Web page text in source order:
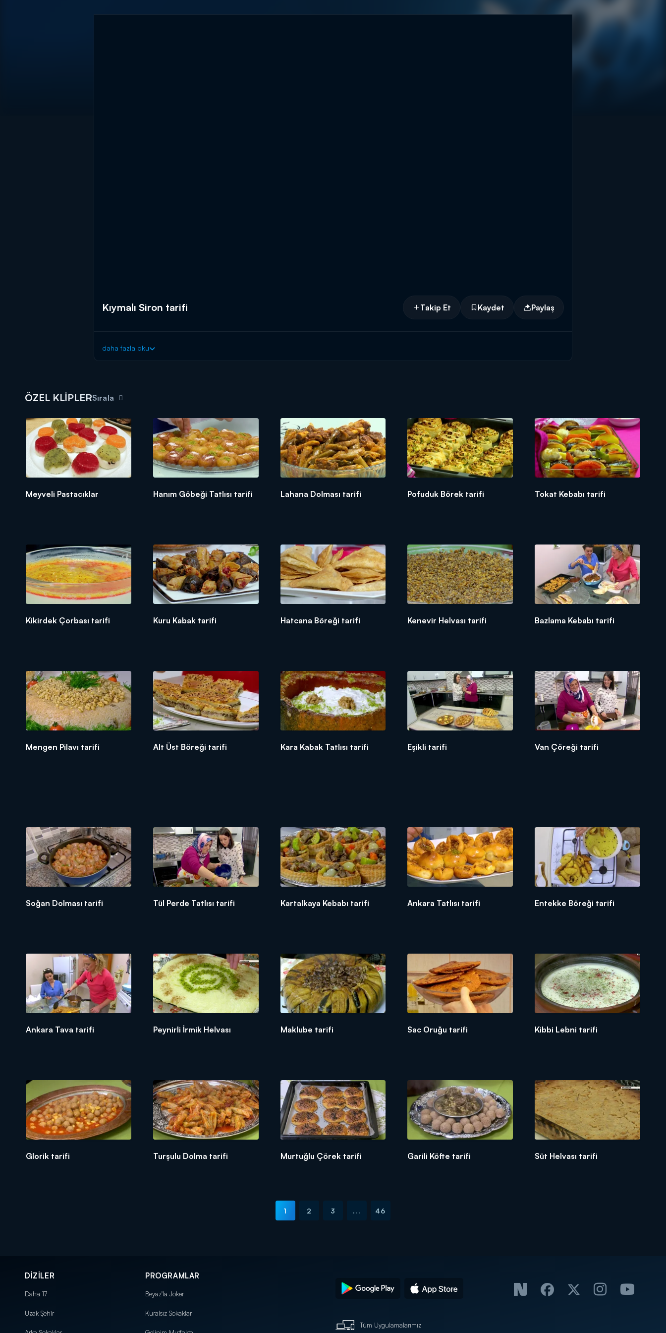
Kıymalı Siron tarifi Takip Et Kaydet Paylaş
daha fazla oku
ÖZEL KLİPLERSırala
Meyveli Pastacıklar Hanım Göbeği Tatlısı tarifi Lahana Dolması tarifi Pofuduk Börek tarifi Tokat Kebabı tarifi
Kikirdek Çorbası tarifi Kuru Kabak tarifi Hatcana Böreği tarifi Kenevir Helvası tarifi Bazlama Kebabı tarifi
Mengen Pilavı tarifi Alt Üst Böreği tarifi Kara Kabak Tatlısı tarifi Eşikli tarifi Van Çöreği tarifi
Soğan Dolması tarifi Tül Perde Tatlısı tarifi Kartalkaya Kebabı tarifi Ankara Tatlısı tarifi Entekke Böreği tarifi
Ankara Tava tarifi Peynirli İrmik Helvası Maklube tarifi Sac Oruğu tarifi Kibbi Lebni tarifi
Glorik tarifi Turşulu Dolma tarifi Murtuğlu Çörek tarifi Garili Köfte tarifi Süt Helvası tarifi
1 2 3 ... 46
DİZİLER
Daha 17
Uzak Şehir
PROGRAMLAR
Beyaz'la Joker
Kuralsız Sokaklar
Tüm Uygulamalarımız